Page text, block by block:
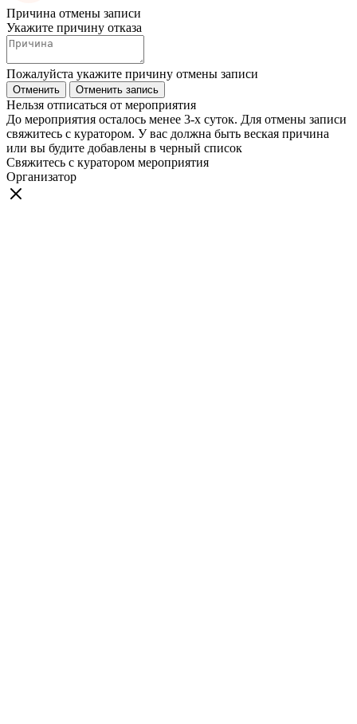
Причина отмены записи
Укажите причину отказа
Пожалуйста укажите причину отмены записи
Отменить Отменить запись
Нельзя отписаться от мероприятия
До мероприятия осталось менее 3-х суток. Для отмены записи
свяжитесь с куратором. У вас должна быть веская причина
или вы будите добавлены в черный список
Свяжитесь с куратором мероприятия
Организатор